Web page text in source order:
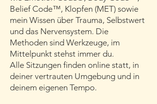
Belief Code™, Klopfen (MET) sowie
mein Wissen über Trauma, Selbstwert
und das Nervensystem. Die
Methoden sind Werkzeuge, im
Mittelpunkt stehst immer du.
Alle Sitzungen finden online statt, in
deiner vertrauten Umgebung und in
deinem eigenen Tempo.